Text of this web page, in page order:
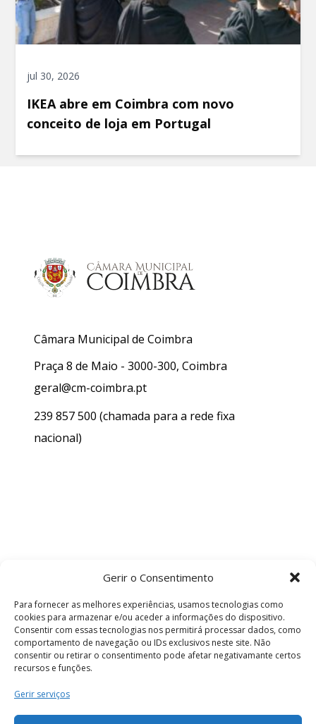
Gerir o Consentimento
Para fornecer as melhores experiências, usamos tecnologias como
cookies para armazenar e/ou aceder a informações do dispositivo.
Consentir com essas tecnologias nos permitirá processar dados, como
comportamento de navegação ou IDs exclusivos neste site. Não
consentir ou retirar o consentimento pode afetar negativamante certos
recursos e funções.
Gerir serviços
jul 30, 2026
IKEA abre em Coimbra com novo
conceito de loja em Portugal
Câmara Municipal de Coimbra
Praça 8 de Maio - 3000-300, Coimbra
geral@cm-coimbra.pt
239 857 500 (chamada para a rede fixa
nacional)
Termos e Condições